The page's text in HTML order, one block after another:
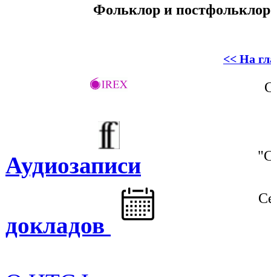
Фольклор и
Аудиозаписи
докладов
<< На